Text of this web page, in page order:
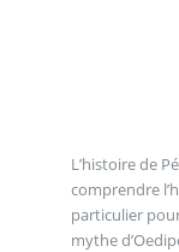
L’histoire de
comprendre
particulier
mythe